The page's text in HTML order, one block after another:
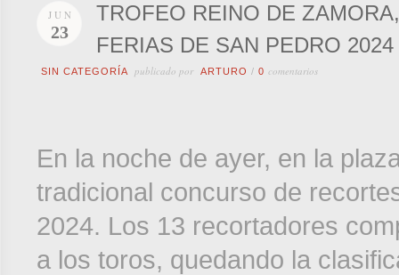
JUN
23
TROFEO REINO DE
FERIAS DE SAN PEDRO 2024
SIN CATEGORÍA publicado por ARTURO / 0 comentarios
En la noche de ayer, en la
tradicional concurso de
2024. Los 13 recortadores
a los toros, quedando la